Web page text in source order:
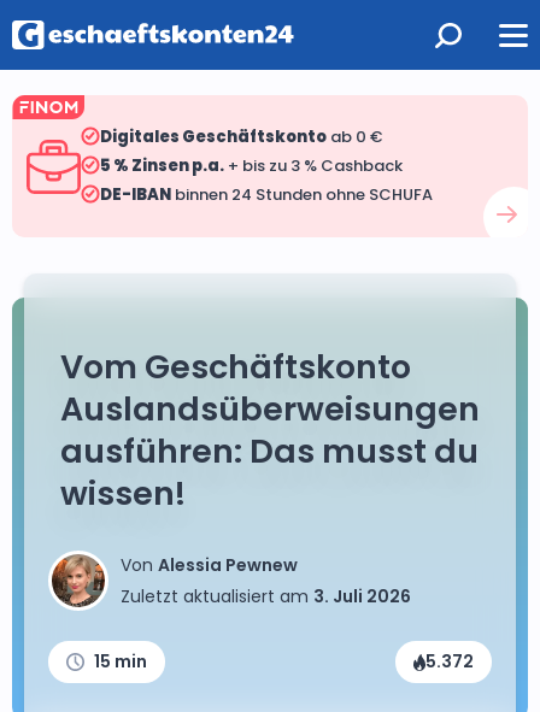
Digitales Geschäftskonto ab 0 €
5 % Zinsen p.a. + bis zu 3 % Cashback
DE-IBAN binnen 24 Stunden ohne SCHUFA
Vom Geschäftskonto
Auslandsüberweisungen
ausführen: Das musst du
wissen!
Von Alessia Pewnew
Zuletzt aktualisiert am 3. Juli 2026
15 min 5.372